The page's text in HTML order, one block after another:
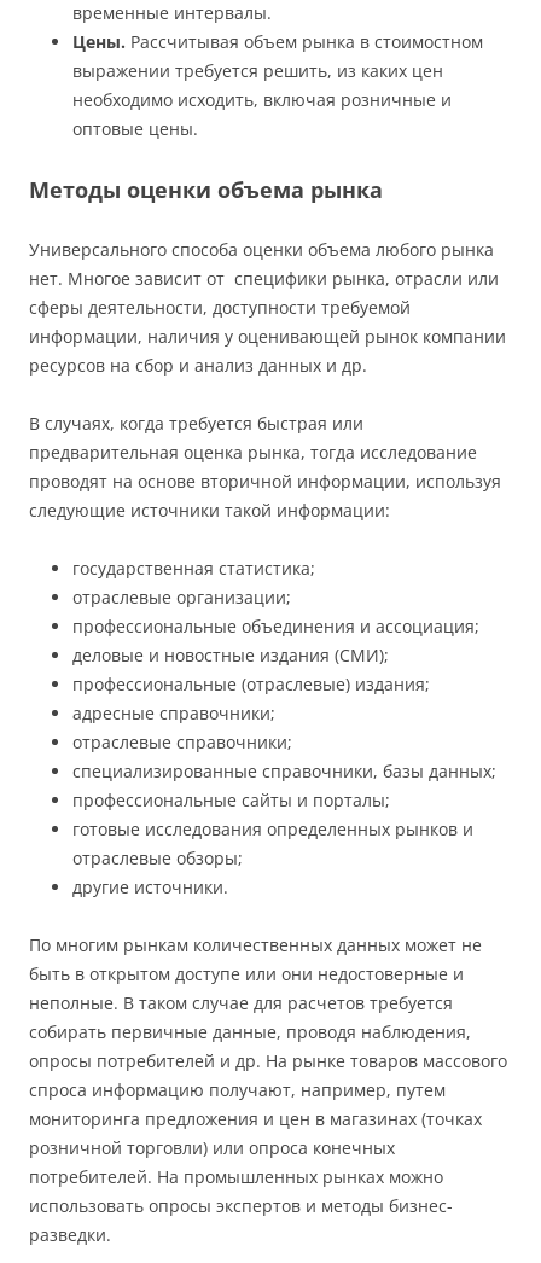
временные интервалы.
Цены. Рассчитывая объем рынка в стоимостном
выражении требуется решить, из каких цен
необходимо исходить, включая розничные и
оптовые цены.
Методы оценки объема рынка
Универсального способа оценки объема любого рынка
нет. Многое зависит от специфики рынка, отрасли или
сферы деятельности, доступности требуемой
информации, наличия у оценивающей рынок компании
ресурсов на сбор и анализ данных и др.
В случаях, когда требуется быстрая или
предварительная оценка рынка, тогда исследование
проводят на основе вторичной информации, используя
следующие источники такой информации:
государственная статистика;
отраслевые организации;
профессиональные объединения и ассоциация;
деловые и новостные издания (СМИ);
профессиональные (отраслевые) издания;
адресные справочники;
отраслевые справочники;
специализированные справочники, базы данных;
профессиональные сайты и порталы;
готовые исследования определенных рынков и
отраслевые обзоры;
другие источники.
По многим рынкам количественных данных может не
быть в открытом доступе или они недостоверные и
неполные. В таком случае для расчетов требуется
собирать первичные данные, проводя наблюдения,
опросы потребителей и др. На рынке товаров массового
спроса информацию получают, например, путем
мониторинга предложения и цен в магазинах (точках
розничной торговли) или опроса конечных
потребителей. На промышленных рынках можно
использовать опросы экспертов и методы бизнес-
разведки.